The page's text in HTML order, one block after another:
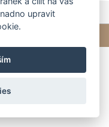
upravit